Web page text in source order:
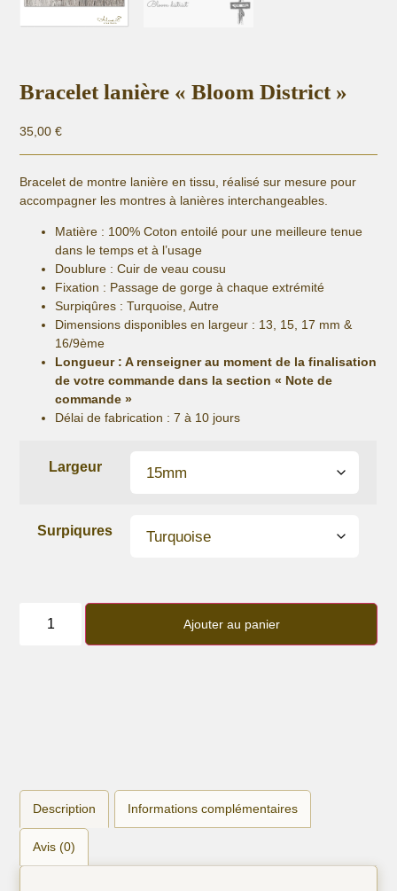
Bracelet lanière « Bloom District »
35,00€
Bracelet de montre lanière en tissu, réalisé sur mesure pour
accompagner les montres à lanières interchangeables.
Matière : 100% Coton entoilé pour une meilleure tenue
dans le temps et à l’usage
Doublure : Cuir de veau cousu
Fixation : Passage de gorge à chaque extrémité
Surpiqûres : Turquoise, Autre
Dimensions disponibles en largeur : 13, 15, 17 mm &
16/9ème
Longueur: A renseigner au moment de la finalisation
de votre commande dans la section « Note de
commande »
Délai de fabrication : 7 à 10 jours
Largeur
Surpiqures
Bracelet
Ajouter au panier
Description Informations complémentaires
Avis (0)